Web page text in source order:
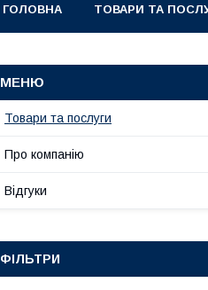
ГОЛОВНА ТОВАРИ ТА
Товари та послуги
Про компанію
Відгуки
ФІЛЬТРИ